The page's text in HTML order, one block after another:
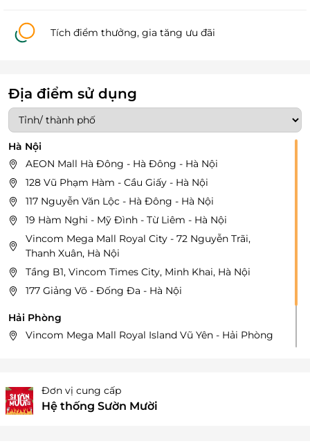
Tích điểm thưởng, gia tăng ưu đãi
Địa điểm sử dụng
Hà Nội
AEON Mall Hà Đông - Hà Đông - Hà Nội
128 Vũ Phạm Hàm - Cầu Giấy - Hà Nội
117 Nguyễn Văn Lộc - Hà Đông - Hà Nội
19 Hàm Nghi - Mỹ Đình - Từ Liêm - Hà Nội
Vincom Mega Mall Royal City - 72 Nguyễn Trãi,
Thanh Xuân, Hà Nội
Tầng B1, Vincom Times City, Minh Khai, Hà Nội
177 Giảng Võ - Đống Đa - Hà Nội
Hải Phòng
Vincom Mega Mall Royal Island Vũ Yên - Hải Phòng
Đơn vị cung cấp
Hệ thống Sườn Mười